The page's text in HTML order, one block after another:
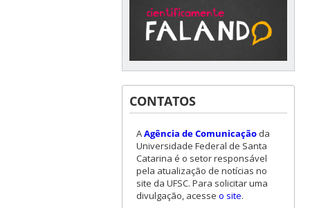
CONTATOS
AAgência de Comunicaçãoda
Universidade Federal de Santa
Catarina é o setor responsável
pela atualização de notícias no
site da UFSC. Para solicitar uma
divulgação, acesse o site.